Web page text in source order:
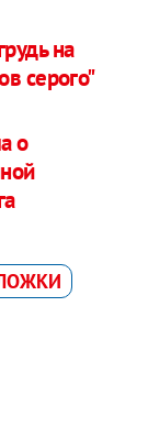
на
серого"
о